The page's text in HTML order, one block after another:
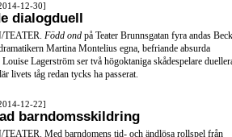
12-30]
dialogduell
TEATER. Född ond på Teater Brunnsgatan fyra andas
Martina Montelius egna, befriande absurda
Lagerström ser två högoktaniga skådespelare
livets tåg redan tycks ha passerat.
12-22]
barndomsskildring
Med barndomens tid- och ändlösa rollspel från